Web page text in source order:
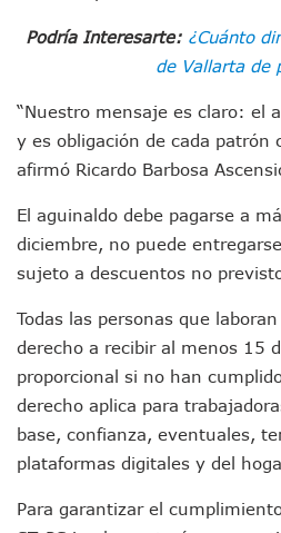
ATM Incorpora 20
Colectivos Piden A
Caída De “El
Mercado Vallarta
CEDHJ Señala
Ayutla Bajo
Lluvias E
Bruno Blancas Reúne
Juan Carlos Castro
Huracán En
Viajar A Puerto
Buscan Reducir
Plantean “Ley Don
Asesinan En
Detienen A Cuatro
Podría Interesarte: ¿Cuánto
de Vallarta de
“Nuestro mensaje es claro: el
y es obligación de cada patrón
afirmó Ricardo Barbosa
El aguinaldo debe pagarse a
diciembre, no puede
sujeto a descuentos no
Todas las personas que
derecho a recibir al menos 15
proporcional si no han
derecho aplica para
base, confianza, eventuales,
plataformas digitales y del
Para garantizar el